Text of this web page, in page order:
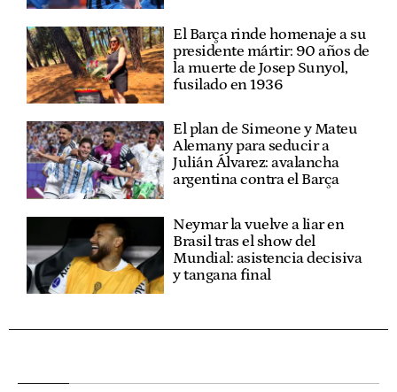
El Barça rinde homenaje a su
presidente mártir: 90 años de
la muerte de Josep Sunyol,
fusilado en 1936
El plan de Simeone y Mateu
Alemany para seducir a
Julián Álvarez: avalancha
argentina contra el Barça
Neymar la vuelve a liar en
Brasil tras el show del
Mundial: asistencia decisiva
y tangana final